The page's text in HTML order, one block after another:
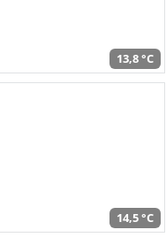
13,8 °C
14,5 °C